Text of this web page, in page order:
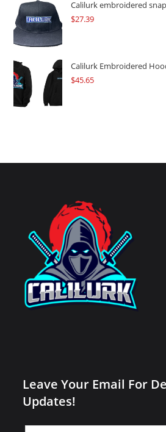
Calilurk embroidered
$27.39
Calilurk Embroidered
$45.65
Leave Your Email For
Updates!
Leave